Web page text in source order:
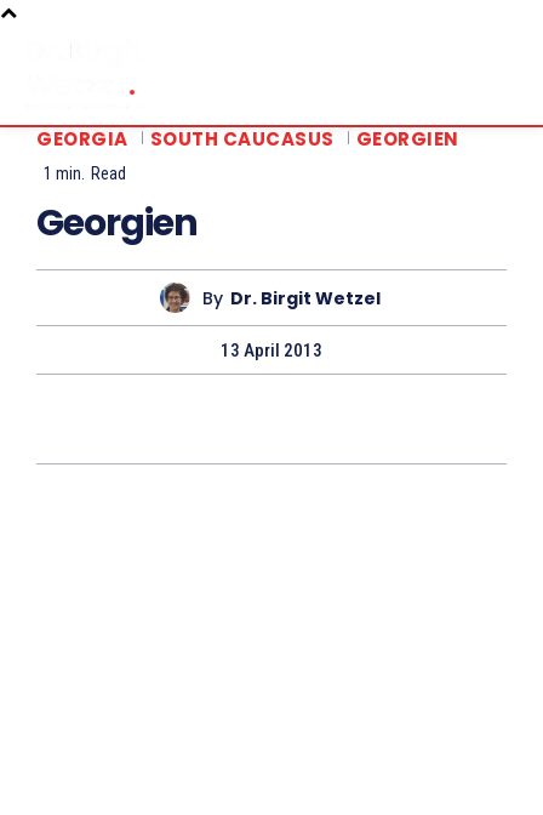
GEORGIA SOUTH CAUCASUS GEORGIEN
1 min. Read
Georgien
By Dr. Birgit Wetzel
13 April 2013